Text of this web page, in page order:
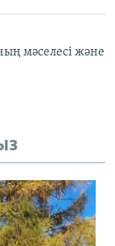
мәселесі және